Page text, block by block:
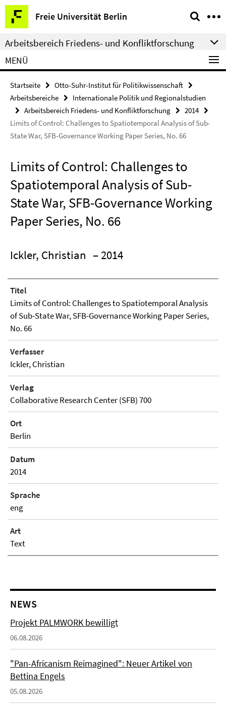
Springe
direkt
zu
Inhalt
Freie Universität Berlin
Service-
Navigation
Arbeitsbereich Friedens- und Konfliktforschung
MENÜ
Startseite
Otto-Suhr-Institut für Politikwissenschaft
Arbeitsbereiche
Internationale Politik und Regionalstudien
Arbeitsbereich Friedens- und Konfliktforschung
2014
Limits of Control: Challenges to Spatiotemporal Analysis of Sub-
State War, SFB-Governance Working Paper Series, No. 66
Limits of Control: Challenges to
Spatiotemporal Analysis of Sub-
State War, SFB-Governance Working
Paper Series, No. 66
Ickler, Christian – 2014
Titel
Limits of Control: Challenges to Spatiotemporal Analysis
of Sub-State War, SFB-Governance Working Paper Series,
No. 66
Verfasser
Ickler, Christian
Verlag
Collaborative Research Center (SFB) 700
Ort
Berlin
Datum
2014
Sprache
eng
Art
Text
NEWS
Projekt PALMWORK bewilligt
06.08.2026
"Pan-Africanism Reimagined": Neuer Artikel von
Bettina Engels
05.08.2026